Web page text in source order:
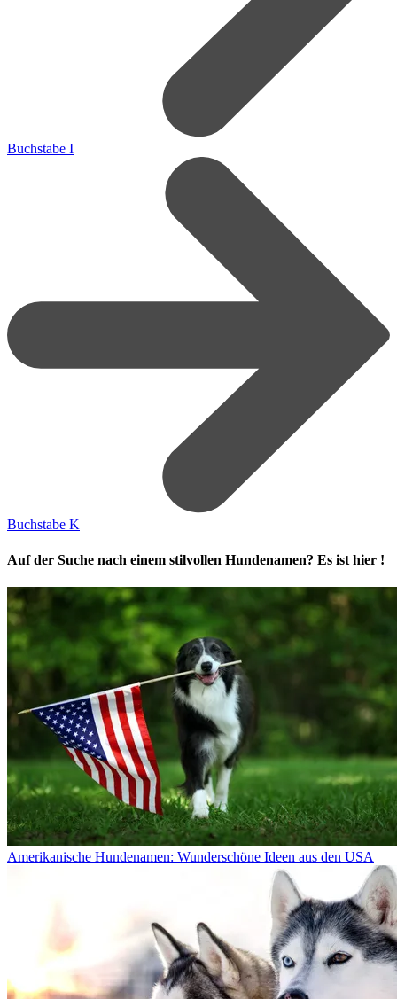
Buchstabe I
Buchstabe K
Auf der Suche nach einem stilvollen Hundenamen? Es ist hier !
Amerikanische Hundenamen: Wunderschöne Ideen aus den USA